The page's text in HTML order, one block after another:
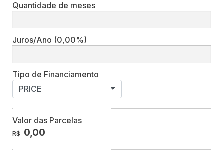
Quantidade de meses
Juros/Ano (0,00%)
Tipo de Financiamento
PRICE
Valor das Parcelas
R$ 0,00